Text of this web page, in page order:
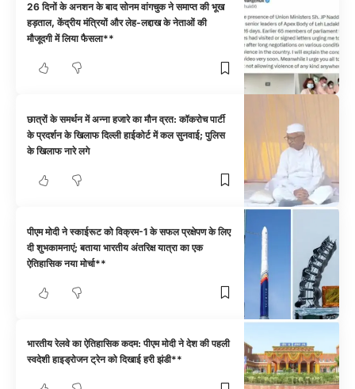
26 दिनों के अनशन के बाद सोनम वांगचुक ने समाप्त की भूख
हड़ताल, केंद्रीय मंत्रियों और लेह-लद्दाख के नेताओं की
मौजूदगी में लिया फैसला**
छात्रों के समर्थन में अन्ना हजारे का मौन व्रत: कॉकरोच पार्टी
के प्रदर्शन के खिलाफ दिल्ली हाईकोर्ट में कल सुनवाई; पुलिस
के खिलाफ नारे लगे
पीएम मोदी ने स्काईरूट को विक्रम-1 के सफल प्रक्षेपण के लिए
दी शुभकामनाएं; बताया भारतीय अंतरिक्ष यात्रा का एक
ऐतिहासिक नया मोर्चा**
भारतीय रेलवे का ऐतिहासिक कदम: पीएम मोदी ने देश की पहली
स्वदेशी हाइड्रोजन ट्रेन को दिखाई हरी झंडी**